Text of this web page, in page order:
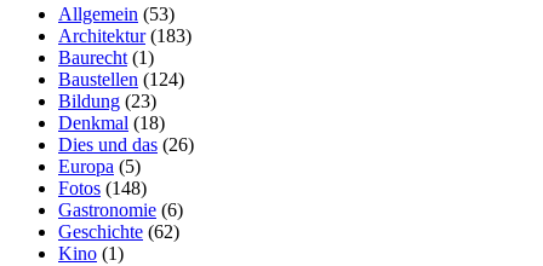
Allgemein (53)
Architektur(183)
Baurecht(1)
Baustellen (124)
Bildung (23)
Denkmal (18)
Dies und das (26)
Europa (5)
Fotos (148)
Gastronomie (6)
Geschichte (62)
Kino (1)